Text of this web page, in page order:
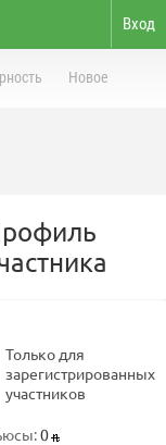
Вход
Новое
Только для
зарегистрированных
участников
0